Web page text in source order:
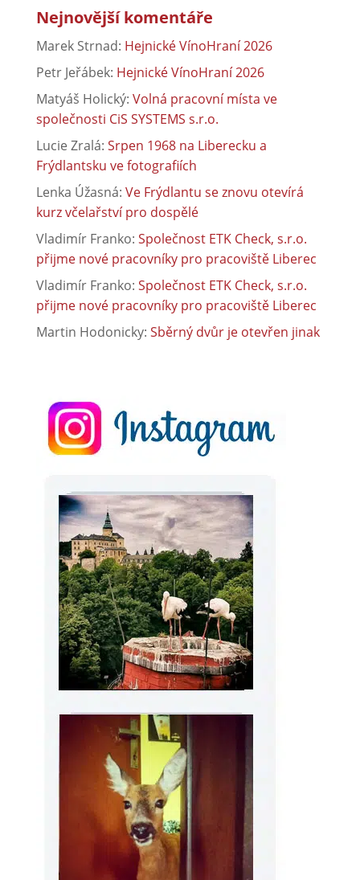
Nejnovější komentáře
Marek Strnad: Hejnické VínoHraní 2026
Petr Jeřábek: Hejnické VínoHraní 2026
Matyáš Holický: Volná pracovní místa ve
společnosti CiS SYSTEMS s.r.o.
Lucie Zralá: Srpen 1968 na Liberecku a
Frýdlantsku ve fotografiích
Lenka Úžasná: Ve Frýdlantu se znovu otevírá
kurz včelařství pro dospělé
Vladimír Franko: Společnost ETK Check, s.r.o.
přijme nové pracovníky pro pracoviště Liberec
Vladimír Franko: Společnost ETK Check, s.r.o.
přijme nové pracovníky pro pracoviště Liberec
Martin Hodonicky: Sběrný dvůr je otevřen jinak